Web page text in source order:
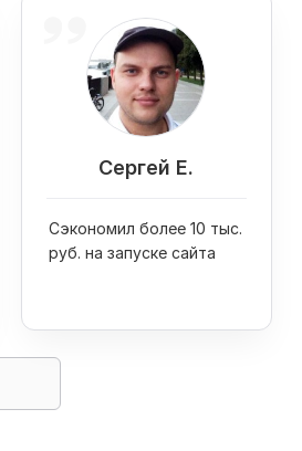
Сергей Е.
Сэкономил более 10 тыс.
руб. на запуске сайта